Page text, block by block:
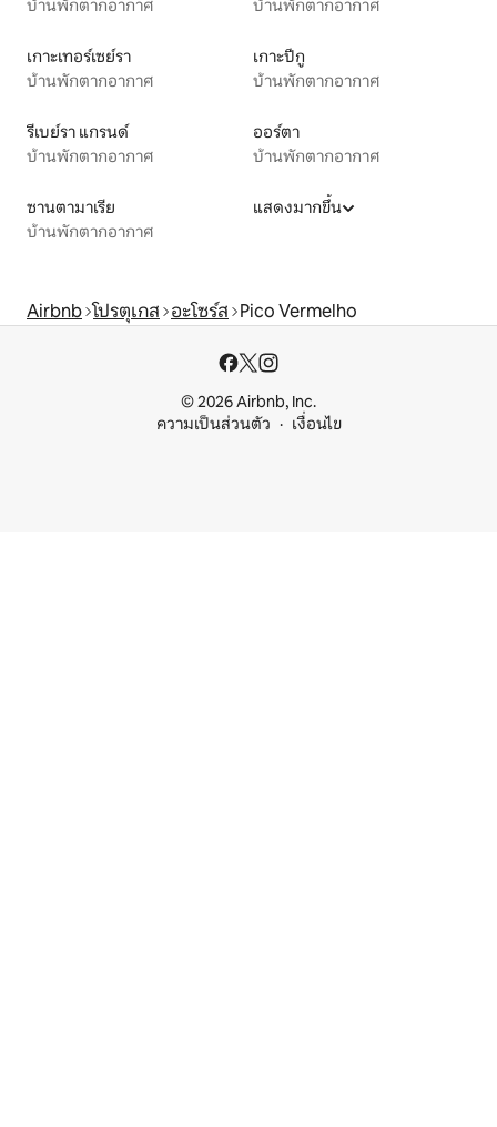
บ้านพักตากอากาศ บ้านพักตากอากาศ
เกาะเทอร์เซย์รา
บ้านพักตากอากาศ
เกาะปีกู
บ้านพักตากอากาศ
รีเบย์รา แกรนด์
บ้านพักตากอากาศ
ออร์ตา
บ้านพักตากอากาศ
ซานตามาเรีย
บ้านพักตากอากาศ
แสดงมากขึ้น
Airbnb โปรตุเกส อะโซร์ส Pico Vermelho
© 2026 Airbnb, Inc.
ความเป็นส่วนตัว
เงื่อนไข